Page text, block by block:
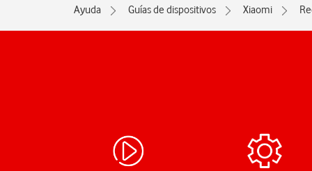
Ayuda Guías de dispositivos Xiaomi